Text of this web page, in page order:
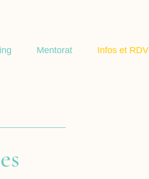
Mentorat Infos et RDV